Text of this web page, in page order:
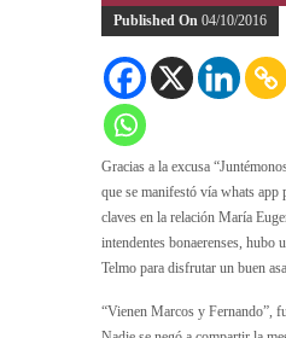
Published On 04/10/2016
Gracias a la excusa
que se manifestó vía whats app
claves en la relación María
intendentes bonaerenses, hubo
Telmo para disfrutar un buen
“Vienen Marcos y Fernando”,